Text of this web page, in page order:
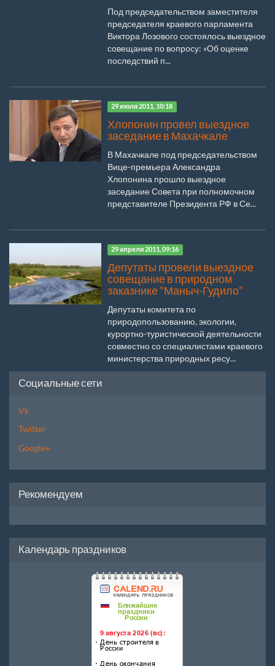
Под председательством заместителя
председателя краевого парламента
Виктора Лозового состоялось выездное
совещание по вопросу: «Об оценке
последствий п...
29 июля 2011, 10:18
Хлопонин провел выездное
заседание в Махачкале
В Махачкале под председательством
Вице-премьера Александра
Хлопонина прошло выездное
заседание Совета при полномочном
представителе Президента РФ в Се...
29 апреля 2011, 09:16
Депутаты провели выездное
совещание в природном
заказнике "Маныч-Гудило"
Депутаты комитета по
природопользованию, экологии,
курортно-туристической деятельности
совместно со специалистами краевого
министерства природных ресу...
Социальные сети
Vk
Twitter
Google+
Рекомендуем
Календарь праздников